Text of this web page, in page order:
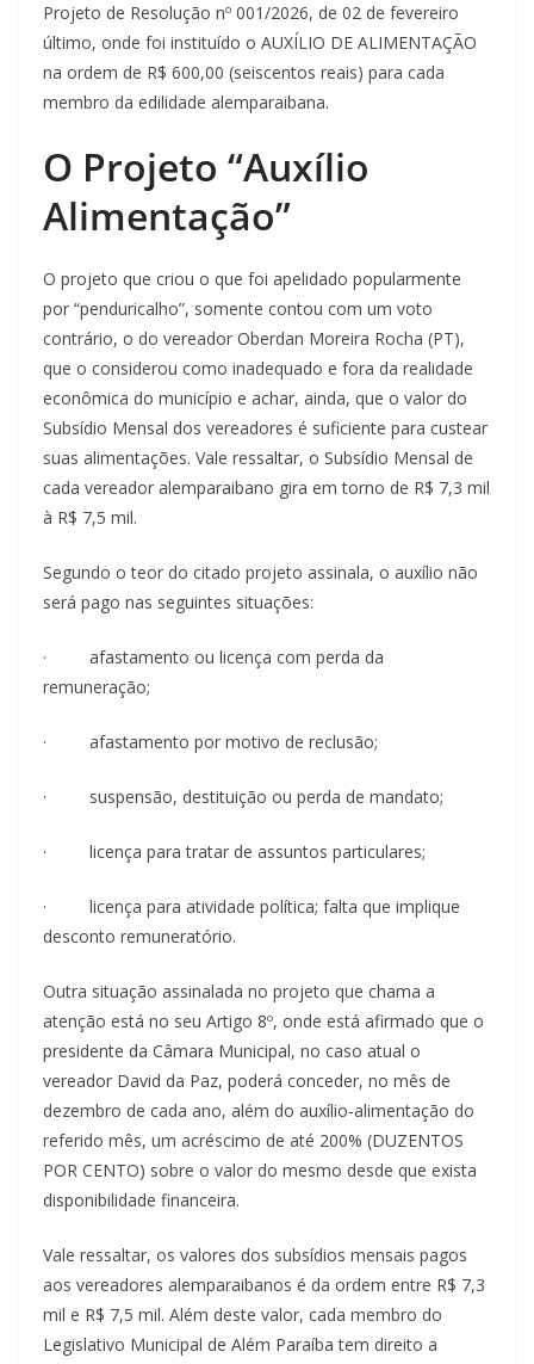
Projeto de Resolução nº 001/2026, de 02 de fevereiro
último, onde foi instituído o AUXÍLIO DE ALIMENTAÇÃO
na ordem de R$ 600,00 (seiscentos reais) para cada
membro da edilidade alemparaibana.
O Projeto “Auxílio
Alimentação”
O projeto que criou o que foi apelidado popularmente
por “penduricalho”, somente contou com um voto
contrário, o do vereador Oberdan Moreira Rocha (PT),
que o considerou como inadequado e fora da realidade
econômica do município e achar, ainda, que o valor do
Subsídio Mensal dos vereadores é suficiente para custear
suas alimentações. Vale ressaltar, o Subsídio Mensal de
cada vereador alemparaibano gira em torno de R$ 7,3 mil
à R$ 7,5 mil.
Segundo o teor do citado projeto assinala, o auxílio não
será pago nas seguintes situações:
· afastamento ou licença com perda da
remuneração;
· afastamento por motivo de reclusão;
· suspensão, destituição ou perda de mandato;
· licença para tratar de assuntos particulares;
· licença para atividade política; falta que implique
desconto remuneratório.
Outra situação assinalada no projeto que chama a
atenção está no seu Artigo 8º, onde está afirmado que o
presidente da Câmara Municipal, no caso atual o
vereador David da Paz, poderá conceder, no mês de
dezembro de cada ano, além do auxílio-alimentação do
referido mês, um acréscimo de até 200% (DUZENTOS
POR CENTO) sobre o valor do mesmo desde que exista
disponibilidade financeira.
Vale ressaltar, os valores dos subsídios mensais pagos
aos vereadores alemparaibanos é da ordem entre R$ 7,3
mil e R$ 7,5 mil. Além deste valor, cada membro do
Legislativo Municipal de Além Paraíba tem direito a